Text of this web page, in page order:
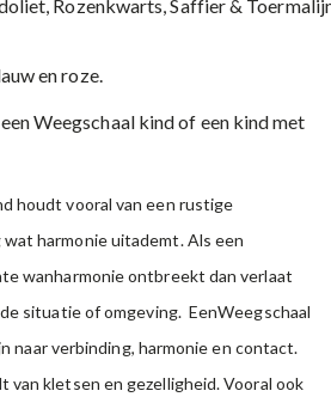
Rozenkwarts, Saffier &
en roze.
Weegschaal kind of een kind met
houdt vooral van een rustige
harmonie uitademt. Als een
wanharmonie ontbreekt dan verlaat
situatie of omgeving. EenWeegschaal
naar verbinding, harmonie en contact.
van kletsen en gezelligheid. Vooral ook